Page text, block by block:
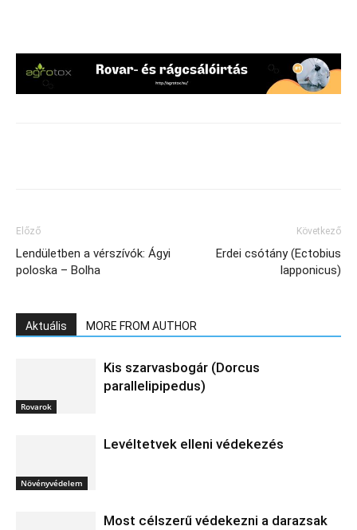
Előző
Lendületben a vérszívók: Ágyi
poloska – Bolha
Következő
Erdei csótány (Ectobius
lapponicus)
Aktuális MORE FROM AUTHOR
Rovarok
Kis szarvasbogár (Dorcus
parallelipipedus)
Növényvédelem
Levéltetvek elleni védekezés
Most célszerű védekezni a darazsak